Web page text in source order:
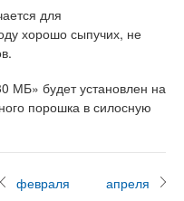
для
хорошо сыпучих, не
МБ» будет установлен на
порошка в силосную
февраля апреля